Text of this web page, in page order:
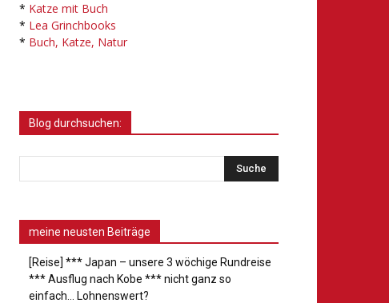
* Katze mit Buch
* Lea Grinchbooks
* Buch, Katze, Natur
Blog durchsuchen:
meine neusten Beiträge
[Reise] *** Japan – unsere 3 wöchige Rundreise
*** Ausflug nach Kobe *** nicht ganz so
einfach… Lohnenswert?